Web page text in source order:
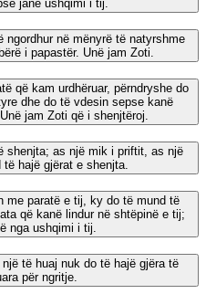
janë ushqimi i tij.
në mënyrë të natyrshme
i papastër. Unë jam Zoti.
që kam urdhëruar, përndryshe do
dhe do të vdesin sepse kanë
jam Zoti që i shenjtëroj.
shenjta; as një mik i priftit, as një
hajë gjërat e shenjta.
me paratë e tij, ky do të mund të
që kanë lindur në shtëpinë e tij;
nga ushqimi i tij.
të huaj nuk do të hajë gjëra të
për ngritje.